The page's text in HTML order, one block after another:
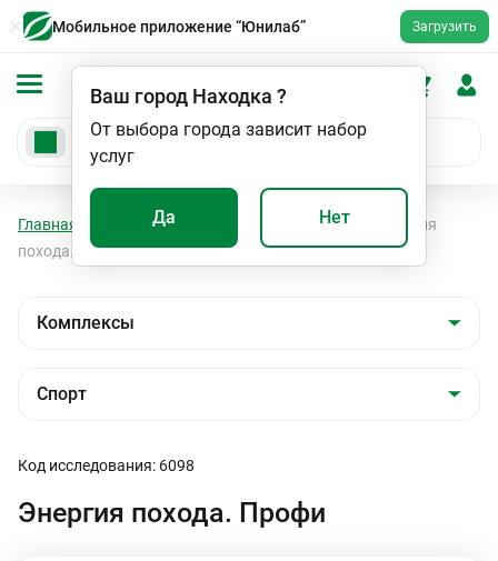
Мобильное приложение “Юнилаб” Загрузить
Ваш город Находка ?
От выбора города зависит набор
услуг
Да Нет
Главная Анализы Спорт
Энергия
похода. Профи
Код исследования: 6098
Энергия похода. Профи